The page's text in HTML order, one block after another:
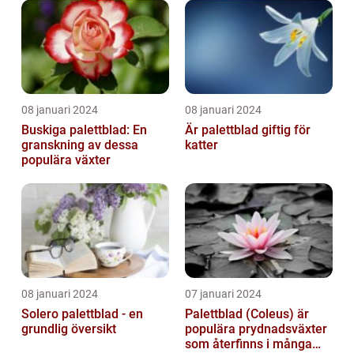
08 januari 2024
Buskiga palettblad: En
granskning av dessa
populära växter
08 januari 2024
Är palettblad giftig för
katter
08 januari 2024
Solero palettblad - en
grundlig översikt
07 januari 2024
Palettblad (Coleus) är
populära prydnadsväxter
som återfinns i många